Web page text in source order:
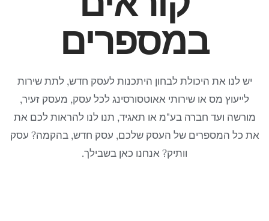
במספרים
יש לנו את היכולת לבחון היתכנות לעסק חדש, לתת שירות
לייעוץ מס או שירותי אאוטסורסינג לכל עסק, מעסק זעיר,
מורשה ועד חברה בע"מ או תאגיד, תנו לנו להראות לכם את
את כל המספרים של העסק שלכם, עסק חדש, בהקמה? עסק
וותיק? אנחנו כאן בשבילך.